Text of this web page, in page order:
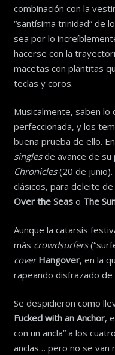
combinación con la
“santísima trinidad” de
sea por lo
hacerse con la
macetas con plantitas
teclas y coros.
Musicalmente, saben lo
perfeccionada, y los
buena prueba de ello.
singlesde avance de su
Chronicles(20 de junio).
clásicos, para deleite
Over the Seaso The
Aunque la catarsis
más crowdsurfers
cover Hangover, en la
rapeando disfrazado de
Se despidieron como
Fucked with an Anchor,
con un ancla” a los
anclas… pero no se van